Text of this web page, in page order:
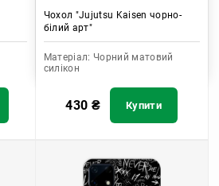
Чохол "Jujutsu Kaisen чорно-
білий арт"
Матеріал: Чорний матовий
силікон
430 ₴ Купити